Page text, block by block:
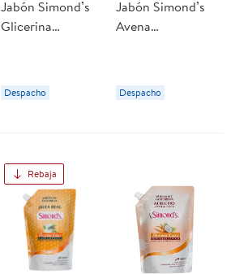
Jabón Simond’s
Glicerina
Despacho
Jabón Simond’s
Avena
Despacho
Rebaja